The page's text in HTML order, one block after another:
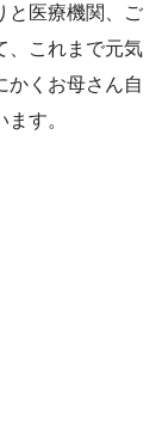
と医療機関、ご
、これまで元気
かくお母さん自
す。